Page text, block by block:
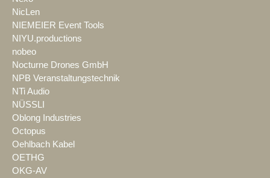
NicLen
NIEMEIER Event Tools
NIYU.productions
nobeo
Nocturne Drones GmbH
NPB Veranstaltungstechnik
NTi Audio
NÜSSLI
Oblong Industries
Octopus
Oehlbach Kabel
OETHG
OKG-AV